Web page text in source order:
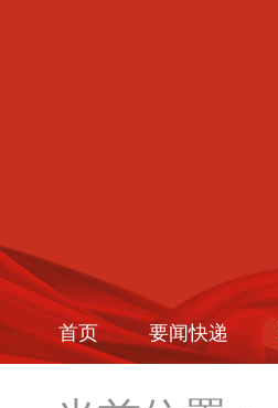
首页 要闻快递